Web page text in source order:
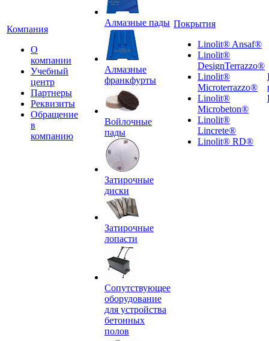
Компания
О
компании
Учебный
центр
Партнеры
Реквизиты
Обращение
в
компанию
Алмазные пады
Алмазные
франкфурты
Войлочные
пады
Затирочные
диски
Затирочные
лопасти
Сопутствующее
оборудование
для устройства
бетонных
полов
Покрытия
Linolit® Ansaf®
Linolit®
DesignTerrazzo®
Linolit®
Microterrazzo®
Linolit®
Microbeton®
Linolit®
Lincrete®
Linolit® RD®